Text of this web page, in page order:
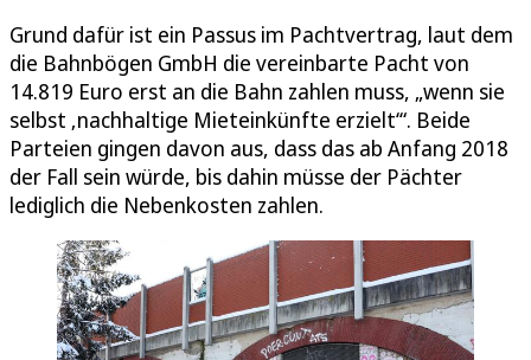
Grund dafür ist ein Passus im Pachtvertrag, laut dem
die Bahnbögen GmbH die vereinbarte Pacht von
14.819 Euro erst an die Bahn zahlen muss, „wenn sie
selbst ‚nachhaltige Mieteinkünfte erzielt‘“. Beide
Parteien gingen davon aus, dass das ab Anfang 2018
der Fall sein würde, bis dahin müsse der Pächter
lediglich die Nebenkosten zahlen.